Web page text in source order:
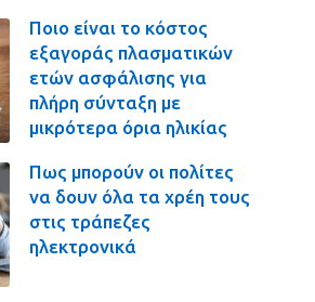
Ποιο είναι το κόστος
εξαγοράς πλασματικών
ετών ασφάλισης για
πλήρη σύνταξη με
μικρότερα όρια ηλικίας
Πως μπορούν οι πολίτες
να δουν όλα τα χρέη τους
στις τράπεζες
ηλεκτρονικά